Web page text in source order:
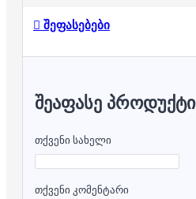
შეფასებები
ᲨᲔᲐᲤᲐᲡᲔ ᲞᲠᲝᲓᲣᲥᲢᲘ
თქვენი სახელი
თქვენი კომენტარი